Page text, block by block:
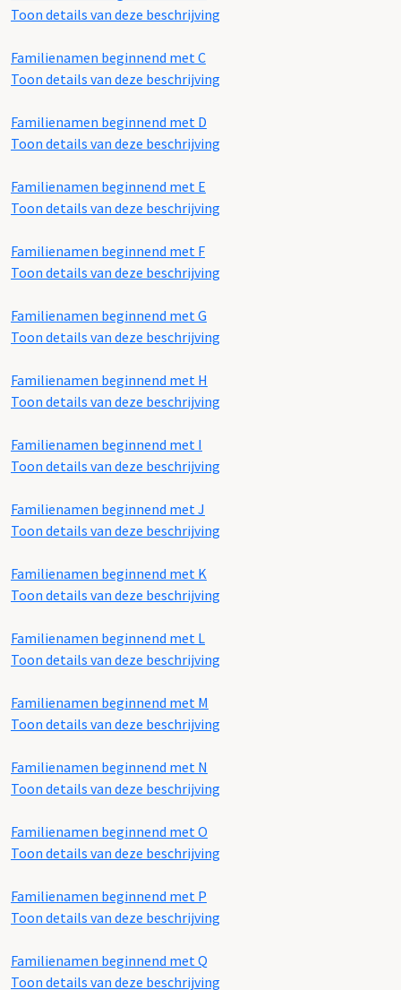
Toon details van deze beschrijving
Familienamen beginnend met C
Toon details van deze beschrijving
Familienamen beginnend met D
Toon details van deze beschrijving
Familienamen beginnend met E
Toon details van deze beschrijving
Familienamen beginnend met F
Toon details van deze beschrijving
Familienamen beginnend met G
Toon details van deze beschrijving
Familienamen beginnend met H
Toon details van deze beschrijving
Familienamen beginnend met I
Toon details van deze beschrijving
Familienamen beginnend met J
Toon details van deze beschrijving
Familienamen beginnend met K
Toon details van deze beschrijving
Familienamen beginnend met L
Toon details van deze beschrijving
Familienamen beginnend met M
Toon details van deze beschrijving
Familienamen beginnend met N
Toon details van deze beschrijving
Familienamen beginnend met O
Toon details van deze beschrijving
Familienamen beginnend met P
Toon details van deze beschrijving
Familienamen beginnend met Q
Toon details van deze beschrijving